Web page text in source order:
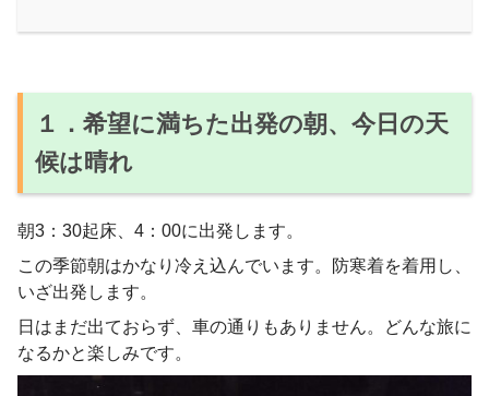
１．希望に満ちた出発の朝、今日の天
候は晴れ
朝3：30起床、4：00に出発します。
この季節朝はかなり冷え込んでいます。防寒着を着用し、
いざ出発します。
日はまだ出ておらず、車の通りもありません。どんな旅に
なるかと楽しみです。